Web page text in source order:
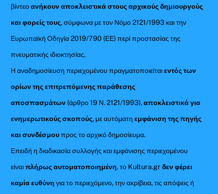
βίντεοανήκουν αποκλειστικά στους αρχικούς δημιουργούς
και φορείς τους, σύμφωνα με τον Νόμο 2121/1993 και την
Ευρωπαϊκή Οδηγία 2019/790 (ΕΕ) περί προστασίας της
πνευματικής ιδιοκτησίας.
Η αναδημοσίευση περιεχομένου πραγματοποιείταιεντός των
ορίων της επιτρεπόμενης παράθεσης
αποσπασμάτων (άρθρο 19 Ν. 2121/1993),αποκλειστικά για
ενημερωτικούς σκοπούς, με αυτόματηεμφάνιση της πηγής
και συνδέσμουπρος το αρχικό δημοσίευμα.
Επειδή η διαδικασία συλλογής και εμφάνισης περιεχομένου
είναιπλήρως αυτοματοποιημένη, το Kultura.grδεν φέρει
καμία ευθύνη για το περιεχόμενο, την ακρίβεια, τις απόψεις ή